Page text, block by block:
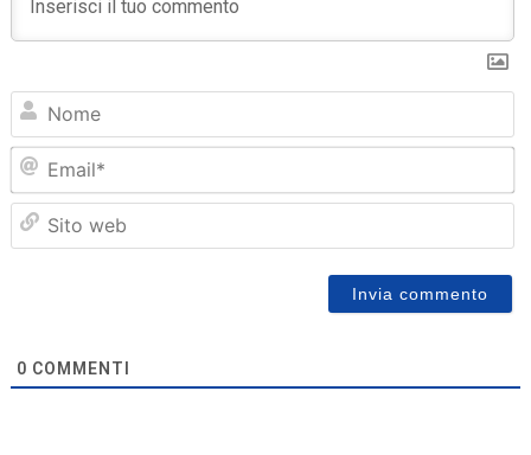
0 COMMENTI